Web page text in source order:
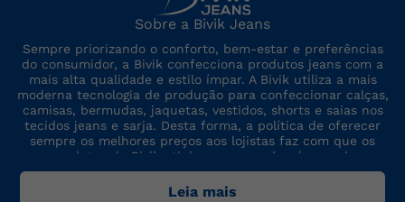
Sobre a Bivik Jeans
Sempre priorizando o conforto, bem-estar e preferências
do consumidor, a Bivik confecciona produtos jeans com a
mais alta qualidade e estilo ímpar. A Bivik utiliza a mais
moderna tecnologia de produção para confeccionar calças,
camisas, bermudas, jaquetas, vestidos, shorts e saias nos
tecidos jeans e sarja. Desta forma, a política de oferecer
sempre os melhores preços aos lojistas faz com que os
produtos da Bivik atinjam um grande número de
consumidores. A marca sempre está por dentro das últimas
tendências de moda, para oferecer produtos de preço,
Leia mais